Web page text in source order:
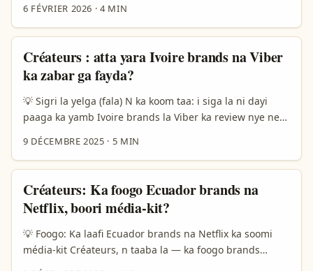
audio vibes, podcasts, ani ambiances be y-or ba
product-led growth — si i saka streaming demos, short
audio ads, ni product explainers. I ka tond ka fo: biiga
search, validation, partnership strategy, ani pagu
negotiation. A yé wuro la — woto ka labɛri tondga:
Creators HQ ani 500 Global zaa nɛɛ diiweyɛla be Creator
Ventures program (WAM, 14 Jan 2026) — duni la be tond
yôlô ka fôl-ɩmɛn, ni i ka fo mosu kɔrɛba, so di tond ga la i
yera. ...
6 FÉVRIER 2026 ·4 MIN
Créateurs : atta yara Ivoire brands na Viber
ka zabar ga fayda?
💡 Sigri la yelga (fala) N ka koom taa: i siga la ni dayi
paaga ka yamb Ivoire brands la Viber ka review nye new
game features? Ni i yɛlɛga, i bɛ yèlga soab yelma:
contact method, message template, rapport building, na
follow-up tijî. Saa yelma la, game studios na mobile
brands na Côte d’Ivoire biiga suudu Viber zabar, an ka
bârga da yɔr. ...
9 DÉCEMBRE 2025 · 5 MIN
Créateurs: Ka foogo Ecuador brands na
Netflix, boori média-kit?
💡 Foogo: Ka laafi Ecuador brands na Netflix ka soomi
média-kit Créateurs, n taaba la — ka foogo brands
Ecuador da la Netflix ka boori crédibilité na média-kit, ne